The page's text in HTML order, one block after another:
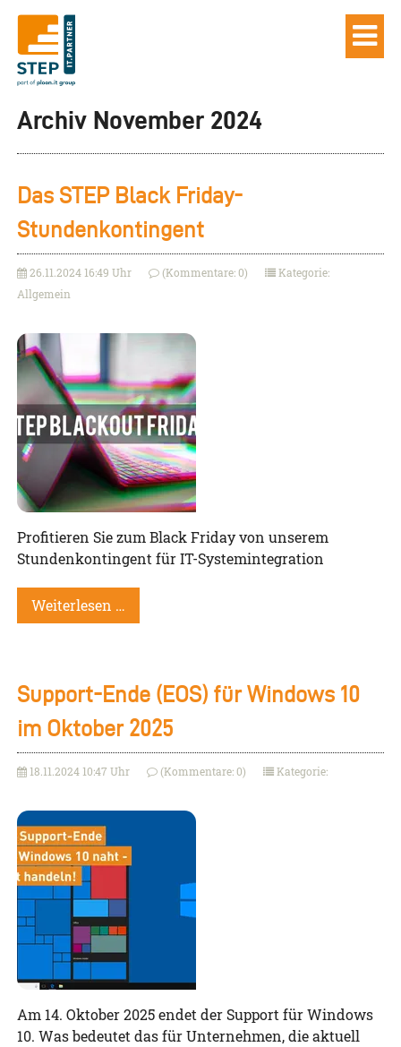
Archiv November 2024
Das STEP Black Friday-
Stundenkontingent
26.11.2024 16:49 Uhr (Kommentare: 0)
Kategorie:
Allgemein
Profitieren Sie zum Black Friday von unserem
Stundenkontingent für IT-Systemintegration
Weiterlesen …
Support-Ende (EOS) für Windows 10
im Oktober 2025
18.11.2024 10:47 Uhr (Kommentare: 0) Kategorie:
Am 14. Oktober 2025 endet der Support für Windows
10. Was bedeutet das für Unternehmen, die aktuell